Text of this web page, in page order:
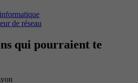
de réseau
qui pourraient te